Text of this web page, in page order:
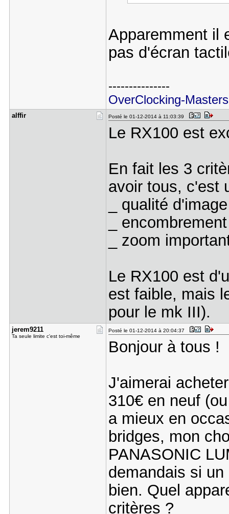
Apparemment il
pas d'écran
---------------
OverClocking-Masters
alffir Posté le 01-12-2014 à 11:03:39
Le RX100 est
En fait les 3
avoir tous, c'est
_ qualité d'image
_ encombrement
_ zoom
Le RX100 est
est faible, mais
pour le mk III).
jerem9211
Ta seule limite c'est toi-même
Posté le 01-12-2014 à 20:04:37
Bonjour à tous !
J'aimerai
310€ en neuf
a mieux en
bridges, mon
PANASONIC
demandais si
bien. Quel
critères ?